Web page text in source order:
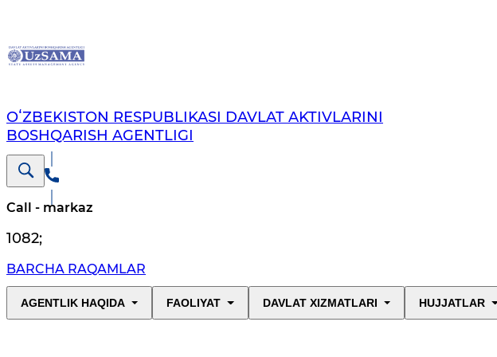
OʻZBEKISTON RESPUBLIKASI DAVLAT AKTIVLARINI
BOSHQARISH AGENTLIGI
Call - markaz
1082;
BARCHA RAQAMLAR
AGENTLIK HAQIDA FAOLIYAT DAVLAT XIZMATLARI HUJJATLAR